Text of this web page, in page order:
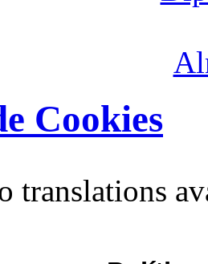
Cookies
translations